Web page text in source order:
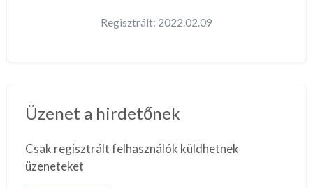
Regisztrált: 2022.02.09
Üzenet a hirdetőnek
Csak regisztrált felhasználók küldhetnek
üzeneteket